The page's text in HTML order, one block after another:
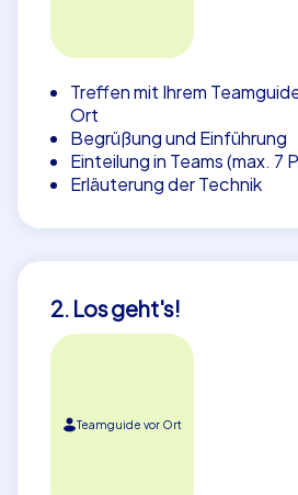
Treffen mit Ihrem
Ort
Begrüßung und Einführung
Einteilung in Teams (max. 7
Erläuterung der Technik
2. Los geht's!
Teamguide vor Ort